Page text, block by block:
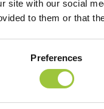
site with our social
to them or that
Preferences
waar nodig bij
De resultaten
NIS2, ISO/IEC